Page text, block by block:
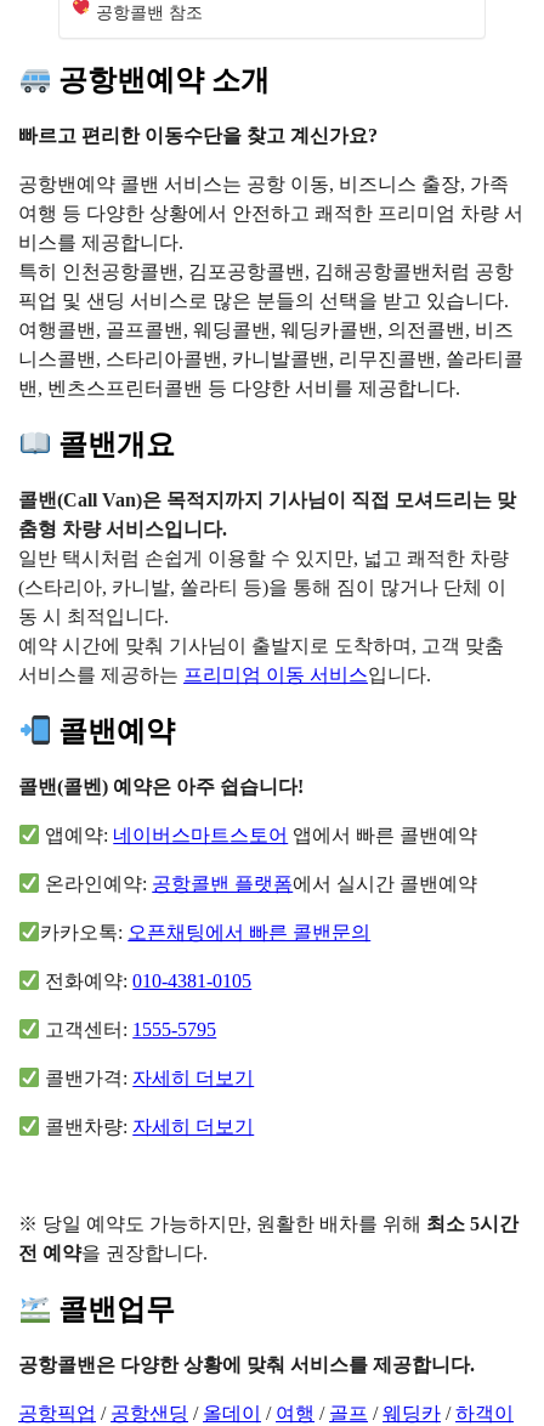
공항콜밴 참조
공항밴예약 소개
빠르고 편리한 이동수단을 찾고 계신가요?
공항밴예약 콜밴 서비스는 공항 이동, 비즈니스 출장, 가족
여행 등 다양한 상황에서 안전하고 쾌적한 프리미엄 차량 서
비스를 제공합니다.
특히 인천공항콜밴, 김포공항콜밴, 김해공항콜밴처럼 공항
픽업 및 샌딩 서비스로 많은 분들의 선택을 받고 있습니다.
여행콜밴, 골프콜밴, 웨딩콜밴, 웨딩카콜밴, 의전콜밴, 비즈
니스콜밴, 스타리아콜밴, 카니발콜밴, 리무진콜밴, 쏠라티콜
밴, 벤츠스프린터콜밴 등 다양한 서비를 제공합니다.
콜밴개요
콜밴(Call Van)은 목적지까지 기사님이 직접 모셔드리는 맞
춤형 차량 서비스입니다.
일반 택시처럼 손쉽게 이용할 수 있지만, 넓고 쾌적한 차량
(스타리아, 카니발, 쏠라티 등)을 통해 짐이 많거나 단체 이
동 시 최적입니다.
예약 시간에 맞춰 기사님이 출발지로 도착하며, 고객 맞춤
서비스를 제공하는 프리미엄 이동 서비스입니다.
콜밴예약
콜밴(콜벤) 예약은 아주 쉽습니다!
앱예약: 네이버스마트스토어 앱에서 빠른 콜밴예약
온라인예약: 공항콜밴 플랫폼에서 실시간 콜밴예약
카카오톡: 오픈채팅에서 빠른 콜밴문의
전화예약:010-4381-0105
고객센터: 1555-5795
콜밴가격: 자세히 더보기
콜밴차량: 자세히 더보기
※ 당일 예약도 가능하지만, 원활한 배차를 위해 최소 5시간
전 예약을 권장합니다.
콜밴업무
공항콜밴은 다양한 상황에 맞춰 서비스를 제공합니다.
공항픽업 / 공항샌딩 / 올데이 / 여행 / 골프 /웨딩카 /하객이